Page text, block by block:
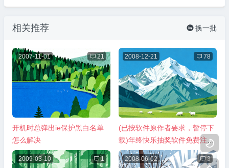

相关推荐  换一批
2007-11-01  21
开机时总弹出ie保护黑白名单
怎么解决
2008-12-21  78
(已按软件原作者要求，暂停下
载)年终快乐抽奖软件免费注册
破解版下载
2009-03-10  1 2008-06-02  3